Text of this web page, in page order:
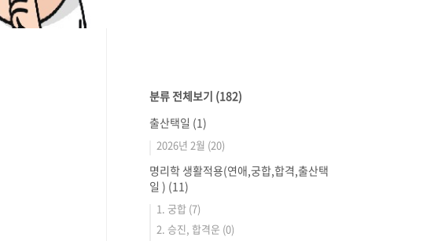
분류 전체보기 (182)
출산택일 (1)
2026년 2월 (20)
명리학 생활적용(연애,궁합,합격,출산택
일 ) (11)
1. 궁합 (7)
2. 승진, 합격운 (0)